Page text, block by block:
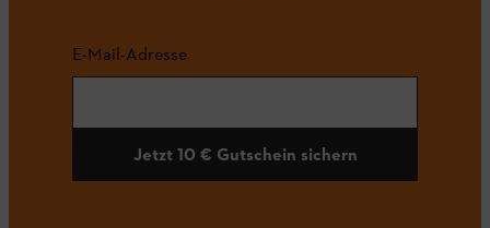
E-Mail-Adresse
Jetzt 10 € Gutschein sichern